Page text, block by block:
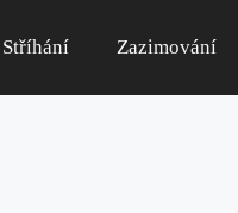
Stříhání Zazimování